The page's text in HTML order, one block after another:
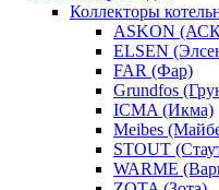
Коллекторы
ASKON
ELSEN
FAR (Фар)
Grundfos
ICMA (Икма)
Meibes
STOUT
WARME